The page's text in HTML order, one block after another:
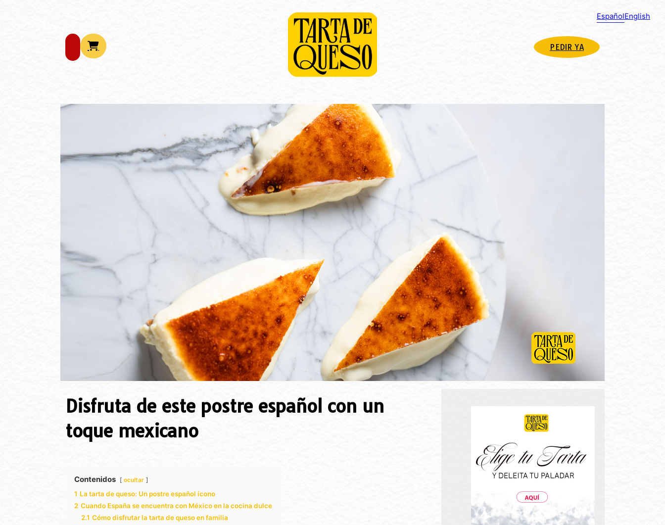
PEDIR YA
EspañolEnglish
Disfruta de este postre español con un
toque mexicano
Contenidos ocultar
1 La tarta de queso: Un postre español ícono
2 Cuando España se encuentra con México en la cocina dulce
2.1 Cómo disfrutar la tarta de queso en familia